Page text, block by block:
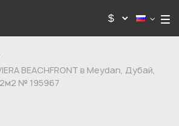
BEACHFRONT в Meydan, Дубай,
№ 195967